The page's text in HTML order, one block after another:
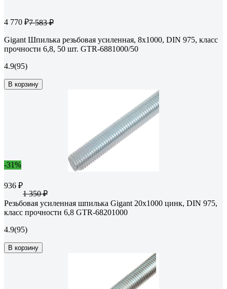
4 770 ₽7 583 ₽
Gigant Шпилька резьбовая усиленная, 8x1000, DIN 975, класс
прочности 6,8, 50 шт. GTR-6881000/50
4.9(95)
В корзину
-31%
936 ₽
1 350 ₽
Резьбовая усиленная шпилька Gigant 20x1000 цинк, DIN 975,
класс прочности 6,8 GTR-68201000
4.9(95)
В корзину